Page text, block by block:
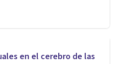
en el cerebro de las